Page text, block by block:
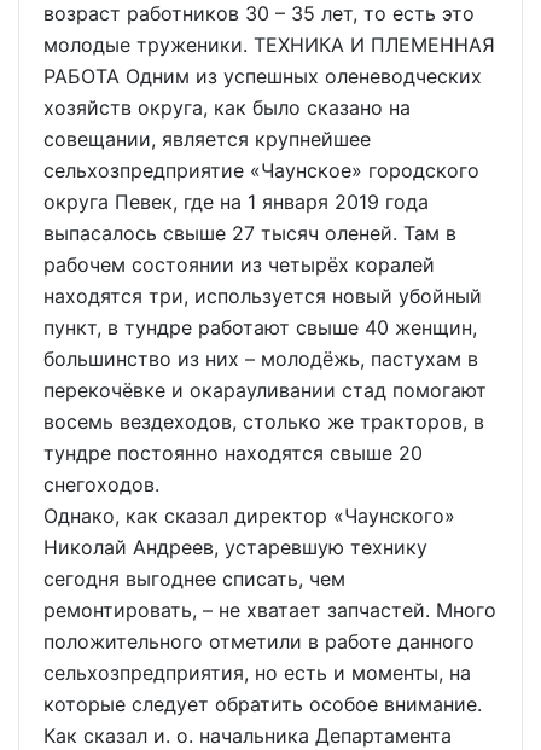
возраст работников 30 – 35 лет, то есть это
молодые труженики. ТЕХНИКА И ПЛЕМЕННАЯ
РАБОТА Одним из успешных оленеводческих
хозяйств округа, как было сказано на
совещании, является крупнейшее
сельхозпредприятие «Чаунское» городского
округа Певек, где на 1 января 2019 года
выпасалось свыше 27 тысяч оленей. Там в
рабочем состоянии из четырёх коралей
находятся три, используется новый убойный
пункт, в тундре работают свыше 40 женщин,
большинство из них – молодёжь, пастухам в
перекочёвке и окарауливании стад помогают
восемь вездеходов, столько же тракторов, в
тундре постоянно находятся свыше 20
снегоходов.
Однако, как сказал директор «Чаунского»
Николай Андреев, устаревшую технику
сегодня выгоднее списать, чем
ремонтировать, – не хватает запчастей. Много
положительного отметили в работе данного
сельхозпредприятия, но есть и моменты, на
которые следует обратить особое внимание.
Как сказал и. о. начальника Департамента